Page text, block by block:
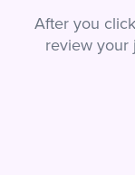
After you
review your